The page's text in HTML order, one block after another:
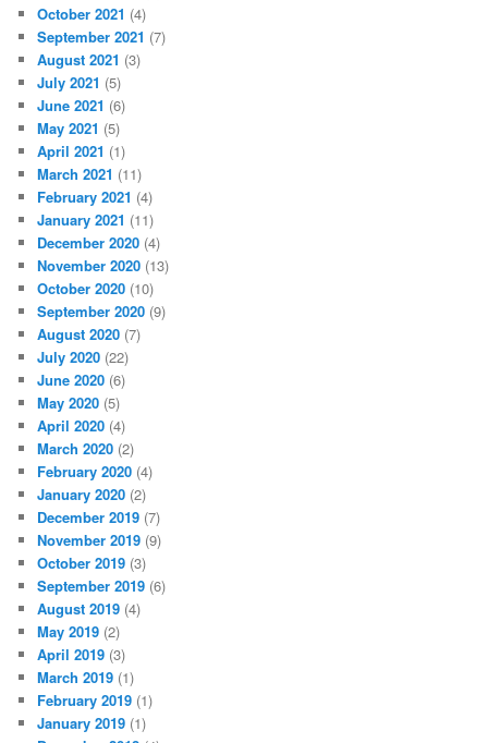
October 2021 (4)
September 2021 (7)
August 2021 (3)
July 2021 (5)
June 2021 (6)
May 2021 (5)
April 2021 (1)
March 2021 (11)
February 2021 (4)
January 2021 (11)
December 2020 (4)
November 2020 (13)
October 2020 (10)
September 2020 (9)
August 2020 (7)
July 2020 (22)
June 2020 (6)
May 2020 (5)
April 2020 (4)
March 2020 (2)
February 2020 (4)
January 2020 (2)
December 2019 (7)
November 2019 (9)
October 2019 (3)
September 2019 (6)
August 2019 (4)
May 2019 (2)
April 2019 (3)
March 2019 (1)
February 2019 (1)
January 2019 (1)